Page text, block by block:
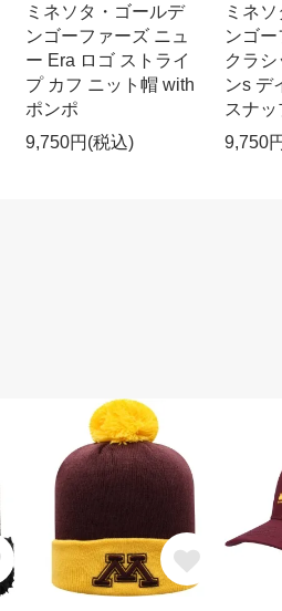
ミネソタ・ゴールデ
ンゴーファーズ ニュ
ー Era ロゴ ストライ
プ カフ ニット帽 with
ポンポ
9,750円(税込)
ミネ
ンゴ
クラ
ンs デ
スナッ
9,750